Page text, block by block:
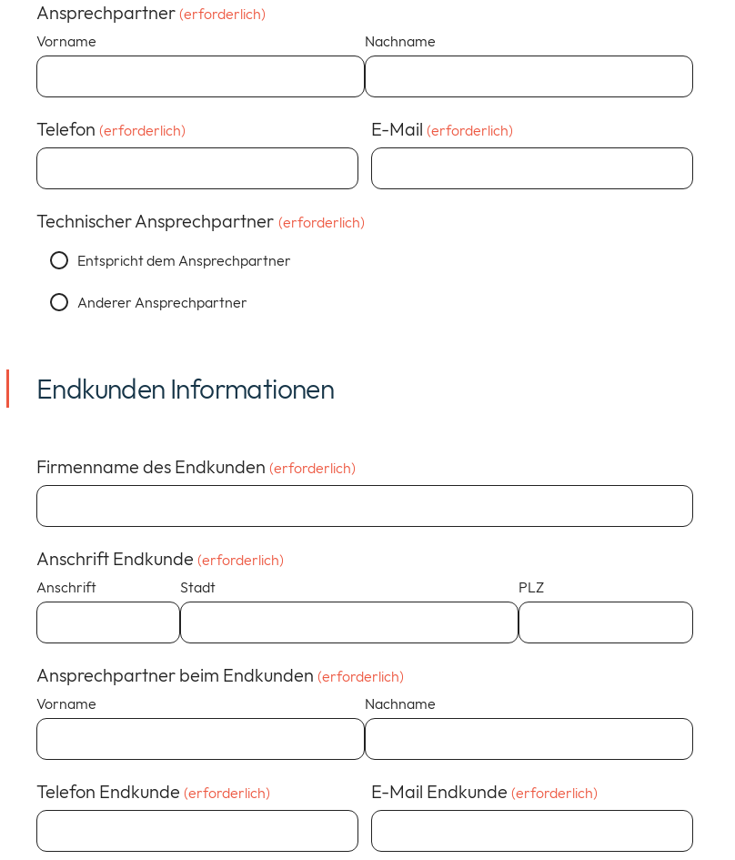
Ansprechpartner (erforderlich)
Vorname
Nachname
Telefon (erforderlich) E-Mail (erforderlich)
Technischer Ansprechpartner (erforderlich)
Entspricht dem Ansprechpartner
Anderer Ansprechpartner
Endkunden Informationen
Firmenname des Endkunden (erforderlich)
Anschrift Endkunde (erforderlich)
Anschrift
Stadt PLZ
Ansprechpartner beim Endkunden (erforderlich)
Vorname
Nachname
Telefon Endkunde (erforderlich) E-Mail Endkunde (erforderlich)